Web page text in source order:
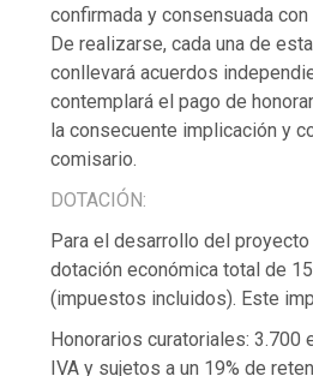
confirmada y consensuada
De realizarse, cada una de
conllevará acuerdos
contemplará el pago de
la consecuente implicación y
comisario.
DOTACIÓN:
Para el desarrollo del
dotación económica total de
(impuestos incluidos). Este
Honorarios curatoriales: 3.700
IVA y sujetos a un 19% de